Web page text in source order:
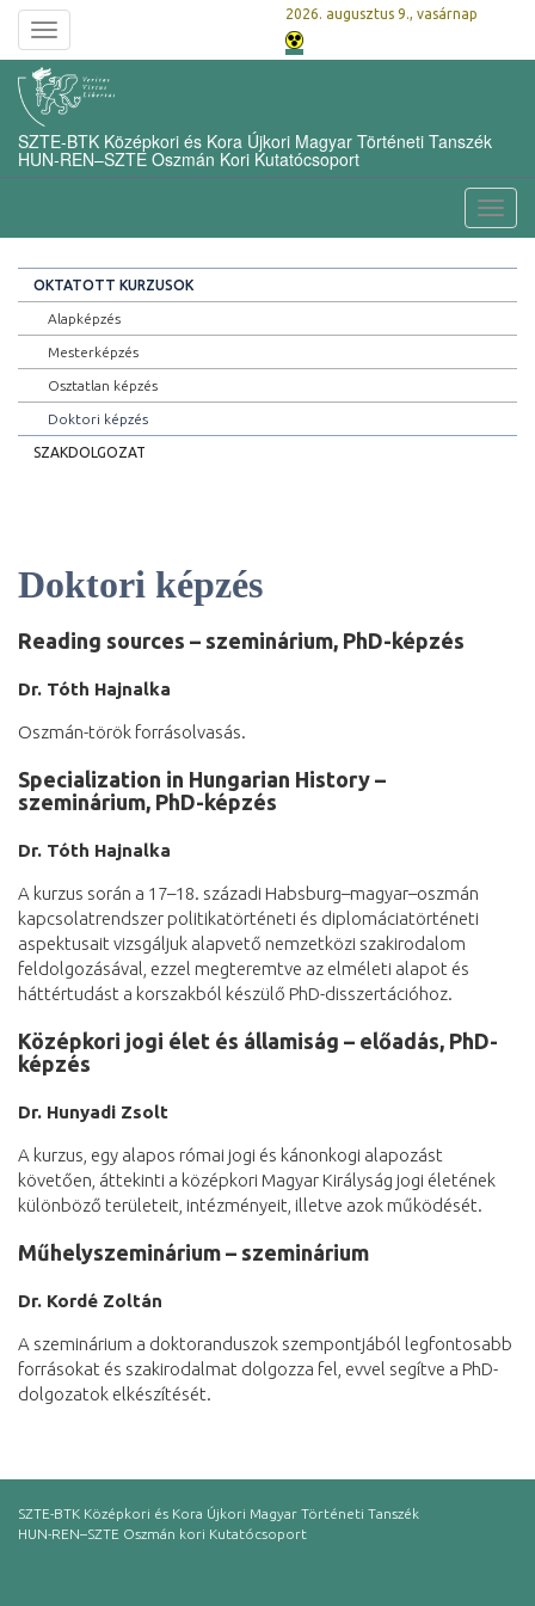
Toggle
navigation
2026. augusztus 9., vasárnap
SZTE-BTK Középkori és Kora Újkori Magyar Történeti Tanszék
HUN-REN–SZTE Oszmán Kori Kutatócsoport
OKTATOTT KURZUSOK
Alapképzés
Mesterképzés
Osztatlan képzés
Doktori képzés
SZAKDOLGOZAT
Doktori képzés
Reading sources – szeminárium, PhD-képzés
Dr. Tóth Hajnalka
Oszmán-török forrásolvasás.
Specialization in Hungarian History –
szeminárium, PhD-képzés
Dr. Tóth Hajnalka
A kurzus során a 17–18. századi Habsburg–magyar–oszmán
kapcsolatrendszer politikatörténeti és diplomáciatörténeti
aspektusait vizsgáljuk alapvető nemzetközi szakirodalom
feldolgozásával, ezzel megteremtve az elméleti alapot és
háttértudást a korszakból készülő PhD-disszertációhoz.
Középkori jogi élet és államiság – előadás, PhD-
képzés
Dr. Hunyadi Zsolt
A kurzus, egy alapos római jogi és kánonkogi alapozást
követően, áttekinti a középkori Magyar Királyság jogi életének
különböző területeit, intézményeit, illetve azok működését.
Műhelyszeminárium – szeminárium
Dr. Kordé Zoltán
A szeminárium a doktoranduszok szempontjából legfontosabb
forrásokat és szakirodalmat dolgozza fel, evvel segítve a PhD-
dolgozatok elkészítését.
SZTE-BTK Középkori és Kora Újkori Magyar Történeti Tanszék
HUN-REN–SZTE Oszmán kori Kutatócsoport